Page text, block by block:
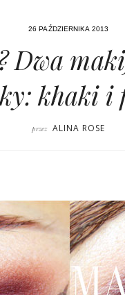
26 PAŹDZIERNIKA 2013
Dwa
khaki i
przez ALINA ROSE